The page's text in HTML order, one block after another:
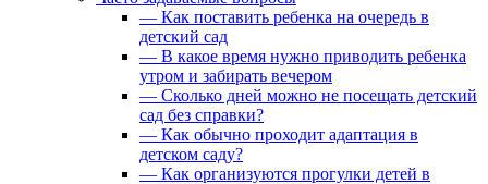
— Как поставить ребенка на очередь в
детский сад
— В какое время нужно приводить ребенка
утром и забирать вечером
— Сколько дней можно не посещать детский
сад без справки?
— Как обычно проходит адаптация в
детском саду?
— Как организуются прогулки детей в